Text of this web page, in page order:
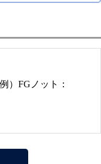
）FGノット：